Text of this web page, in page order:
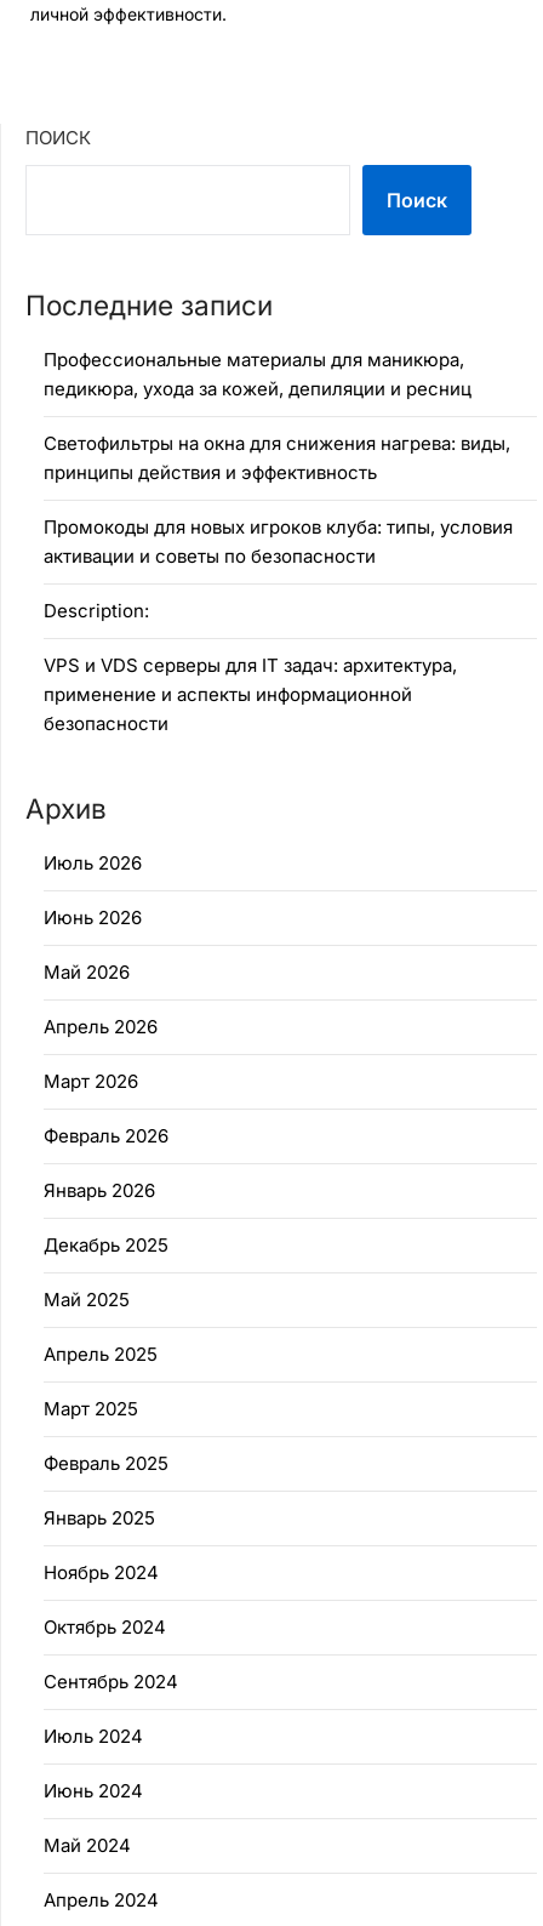
личной эффективности.
ПОИСК
Поиск
Последние записи
Профессиональные материалы для маникюра,
педикюра, ухода за кожей, депиляции и ресниц
Светофильтры на окна для снижения нагрева: виды,
принципы действия и эффективность
Промокоды для новых игроков клуба: типы, условия
активации и советы по безопасности
Description:
VPS и VDS серверы для IT задач: архитектура,
применение и аспекты информационной
безопасности
Архив
Июль 2026
Июнь 2026
Май 2026
Апрель 2026
Март 2026
Февраль 2026
Январь 2026
Декабрь 2025
Май 2025
Апрель 2025
Март 2025
Февраль 2025
Январь 2025
Ноябрь 2024
Октябрь 2024
Сентябрь 2024
Июль 2024
Июнь 2024
Май 2024
Апрель 2024